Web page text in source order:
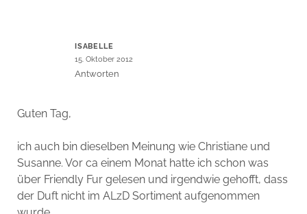
ISABELLE
15. Oktober 2012
Antworten
Guten Tag,
ich auch bin dieselben Meinung wie Christiane und
Susanne. Vor ca einem Monat hatte ich schon was
über Friendly Fur gelesen und irgendwie gehofft, dass
der Duft nicht im ALzD Sortiment aufgenommen